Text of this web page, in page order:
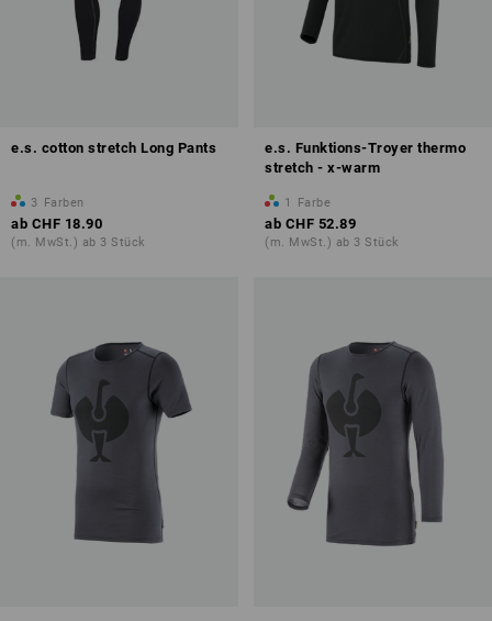
e.s. cotton stretch Long Pants
3 Farben
ab CHF 18.90
(m. MwSt.) ab 3 Stück
e.s. Funktions-Troyer thermo
stretch - x-warm
1 Farbe
ab CHF 52.89
(m. MwSt.) ab 3 Stück